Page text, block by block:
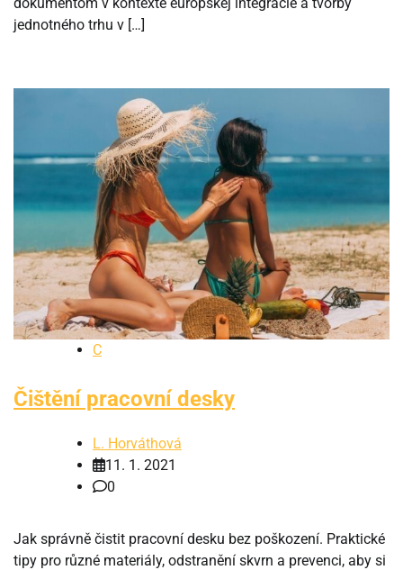
jednotného trhu v […]
C
Čištění pracovní desky
L. Horváthová
11. 1. 2021
0
Jak správně čistit pracovní desku bez poškození. Praktické
tipy pro různé materiály, odstranění skvrn a prevenci, aby si